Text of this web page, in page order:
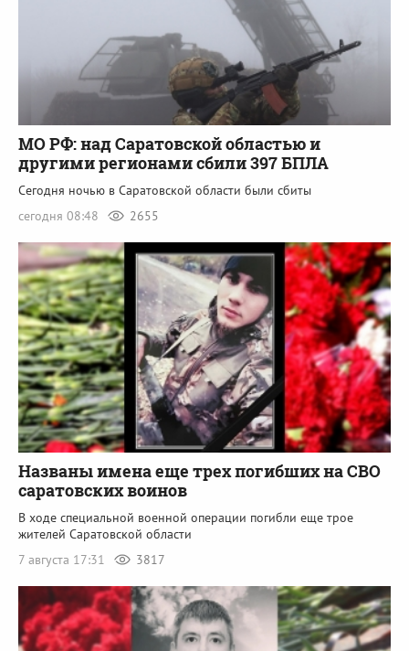
МО РФ: над Саратовской областью и
другими регионами сбили 397 БПЛА
Сегодня ночью в Саратовской области были сбиты
сегодня 08:48
2655
Названы имена еще трех погибших на СВО
саратовских воинов
В ходе специальной военной операции погибли еще трое
жителей Саратовской области
7 августа 17:31
3817